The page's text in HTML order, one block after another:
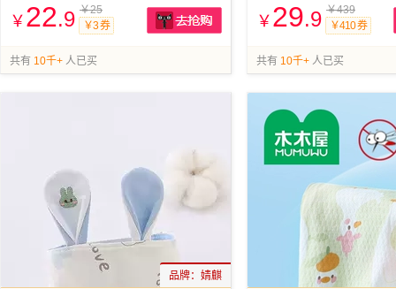
￥ 22.9 ￥25
￥3 券
共有 10千+ 人已买
￥ 29.9 ￥439
￥410 券
共有 10千+ 人已买
品牌： 婧麒